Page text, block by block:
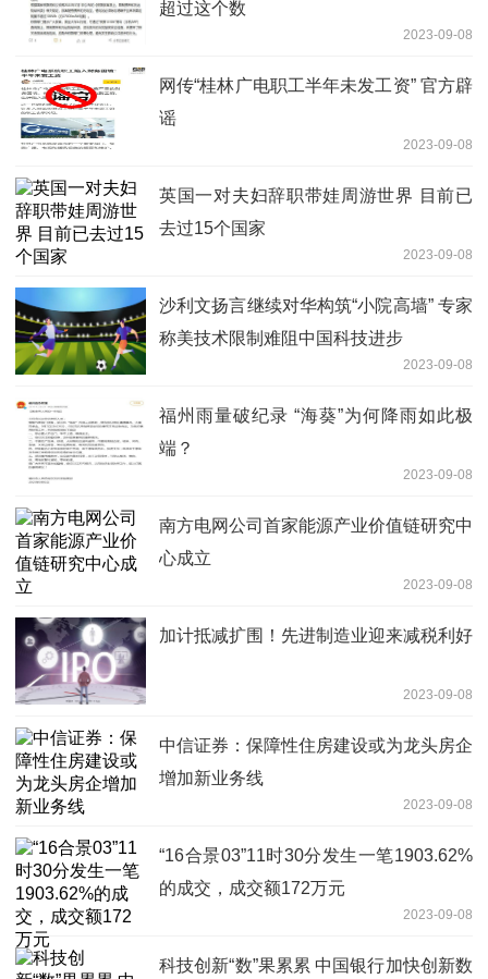
超过这个数
2023-09-08
网传“桂林广电职工半年未发工资” 官方辟
谣
2023-09-08
英国一对夫妇辞职带娃周游世界 目前已
去过15个国家
2023-09-08
沙利文扬言继续对华构筑“小院高墙” 专家
称美技术限制难阻中国科技进步
2023-09-08
福州雨量破纪录 “海葵”为何降雨如此极
端？
2023-09-08
南方电网公司首家能源产业价值链研究中
心成立
2023-09-08
加计抵减扩围！先进制造业迎来减税利好
2023-09-08
中信证券：保障性住房建设或为龙头房企
增加新业务线
2023-09-08
“16合景03”11时30分发生一笔1903.62%
的成交，成交额172万元
2023-09-08
科技创新“数”果累累 中国银行加快创新数